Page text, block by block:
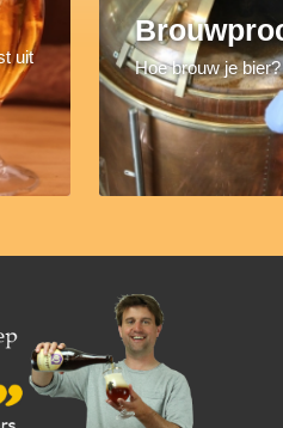
uit
Hoe brouw je bier?